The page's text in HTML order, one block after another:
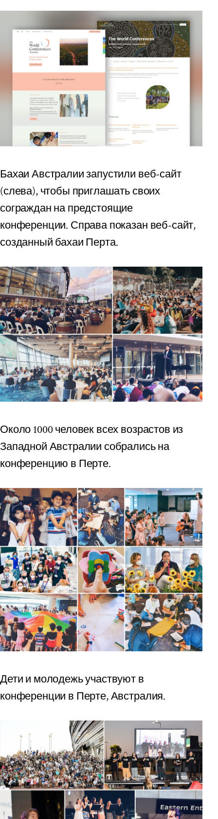
Бахаи Австралии запустили веб-сайт
(слева), чтобы приглашать своих
сограждан на предстоящие
конференции. Справа показан веб-сайт,
созданный бахаи Перта.
Около 1000 человек всех возрастов из
Западной Австралии собрались на
конференцию в Перте.
Дети и молодежь участвуют в
конференции в Перте, Австралия.